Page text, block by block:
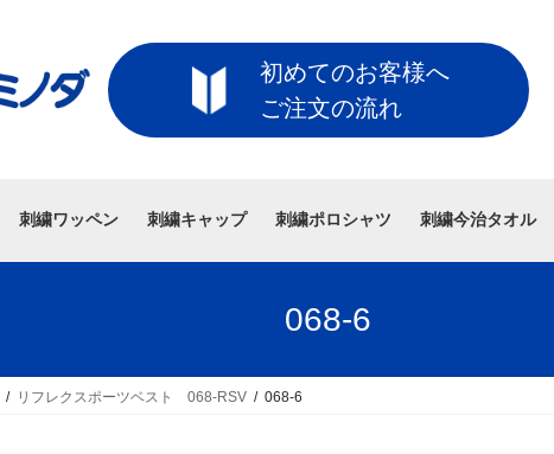
初めてのお客様へ
ご注文の流れ
刺繍ワッペン 刺繍キャップ 刺繍ポロシャツ 刺繍今治タオル
068-6
リフレクスポーツベスト 068-RSV 068-6